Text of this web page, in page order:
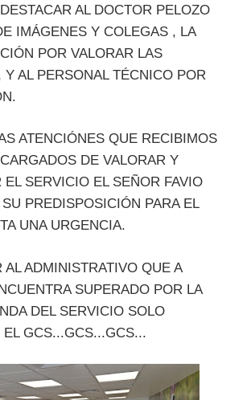
AL DOCTOR PELOZO
IMÁGENES Y COLEGAS , LA
POR VALORAR LAS
Y AL PERSONAL TÉCNICO POR
ATENCIÓNES QUE RECIBIMOS
DE VALORAR Y
EL SERVICIO EL SEÑOR FAVIO
PREDISPOSICIÓN PARA EL
UNA URGENCIA.
AL ADMINISTRATIVO QUE A
SUPERADO POR LA
DEL SERVICIO SOLO
EL GCS...GCS...GCS...